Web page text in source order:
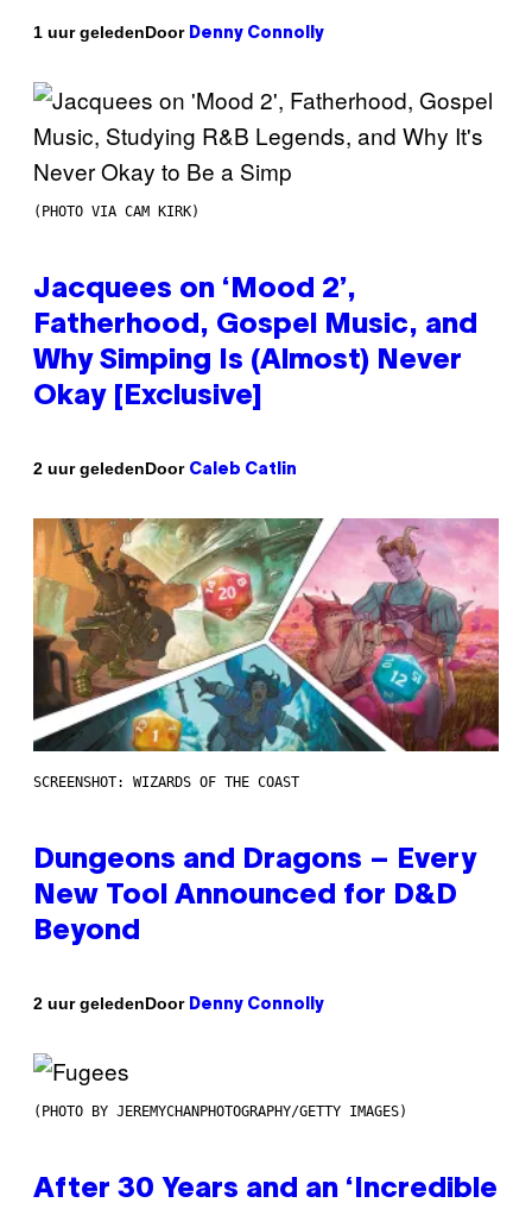
1 uur geledenDoor Denny Connolly
(PHOTO VIA CAM KIRK)
Jacquees on ‘Mood 2’,
Fatherhood, Gospel Music, and
Why Simping Is (Almost) Never
Okay [Exclusive]
2 uur geledenDoor Caleb Catlin
SCREENSHOT: WIZARDS OF THE COAST
Dungeons and Dragons – Every
New Tool Announced for D&D
Beyond
2 uur geledenDoor Denny Connolly
(PHOTO BY JEREMYCHANPHOTOGRAPHY/GETTY IMAGES)
After 30 Years and an ‘Incredible